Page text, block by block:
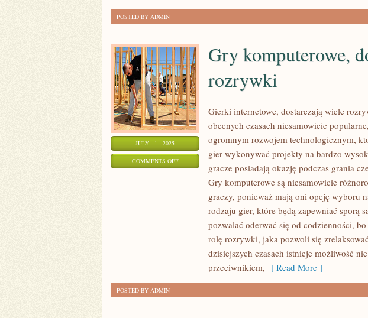
POSTED BY ADMIN
JULY - 1 - 2025
COMMENTS OFFON
KOMPUTEROWE,
Gry komputerowe,
rozrywki
Gierki internetowe, dostarczają wiele
obecnych czasach niesamowicie
ogromnym rozwojem technologicznym,
gier wykonywać projekty na bardzo
gracze posiadają okazję podczas grania
Gry komputerowe są niesamowicie
graczy, ponieważ mają oni opcję wyboru
rodzaju gier, które będą zapewniać sporą
pozwalać oderwać się od codzienności,
rolę rozrywki, jaka pozwoli się
dzisiejszych czasach istnieje możliwość
przeciwnikiem, [ Read More ]
POSTED BY ADMIN